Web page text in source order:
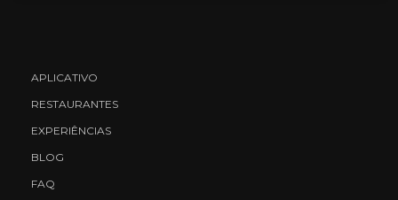
APLICATIVO
RESTAURANTES
EXPERIÊNCIAS
BLOG
FAQ